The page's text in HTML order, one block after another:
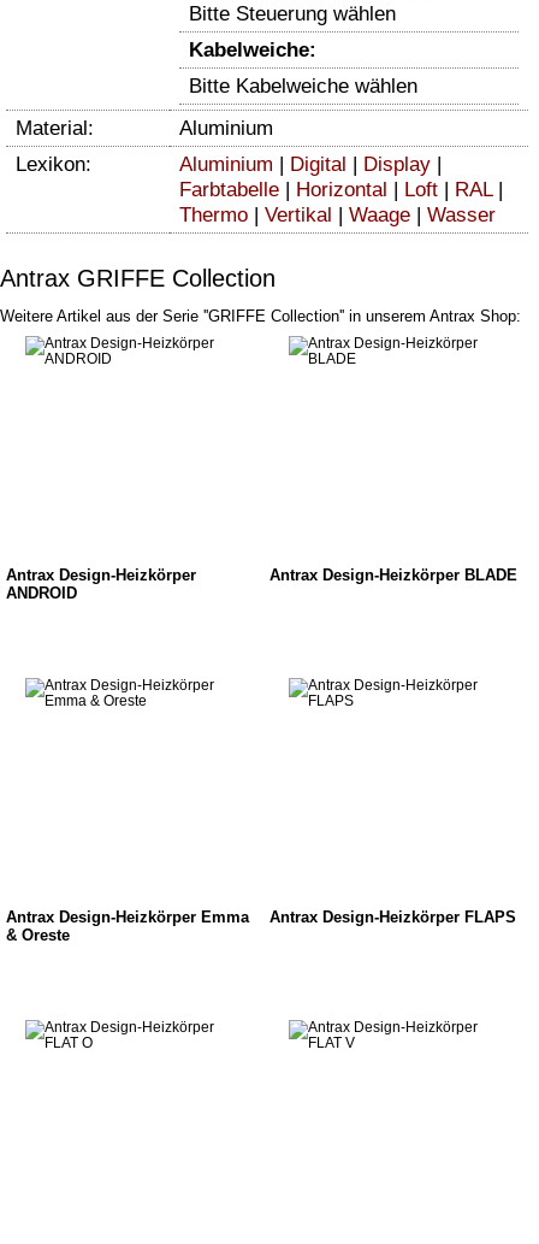
Bitte Steuerung wählen
Kabelweiche:
Bitte Kabelweiche wählen
Material:
Aluminium
Lexikon:
Aluminium Digital Display
Farbtabelle
Horizontal Loft RAL|
Thermo
Vertikal Waage Wasser
Antrax GRIFFE Collection
Weitere Artikel aus der Serie ''GRIFFE Collection'' in unserem Antrax Shop:
Antrax Design-Heizkörper
ANDROID
Antrax Design-Heizkörper BLADE
Antrax Design-Heizkörper Emma
& Oreste
Antrax Design-Heizkörper FLAPS